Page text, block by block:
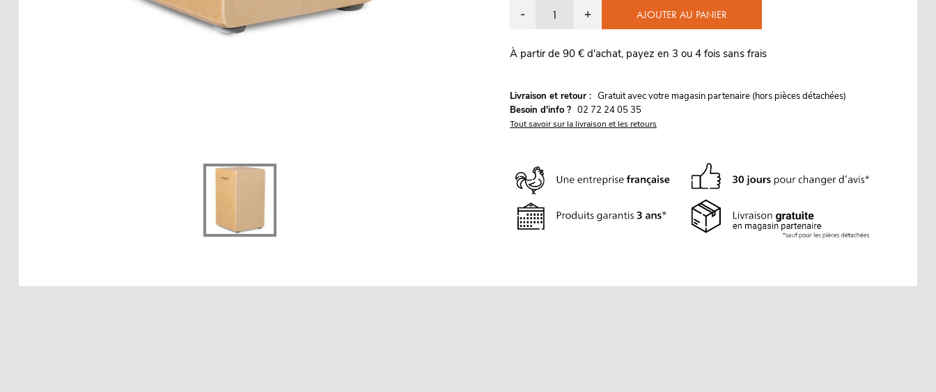
- + AJOUTER AU PANIER
À partir de 90 € d'achat, payez en 3 ou 4 fois sans frais
Livraison et retour : Gratuit avec votre magasin partenaire (hors pièces détachées)
Besoin d'info ? 02 72 24 05 35
Tout savoir sur la livraison et les retours